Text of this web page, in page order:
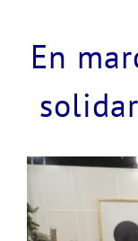
CONTACTO
En